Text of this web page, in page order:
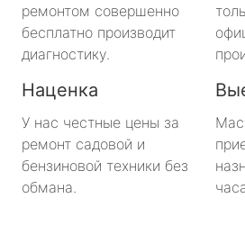
ремонтом совершенно
бесплатно производит
диагностику.
Наценка
У нас честные цены за
ремонт садовой и
бензиновой техники без
обмана.